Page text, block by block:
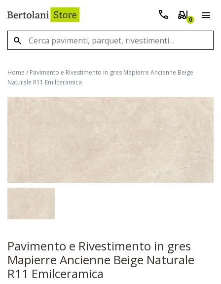
0
Home / Pavimento e Rivestimento in gres Mapierre Ancienne Beige
Naturale R11 Emilceramica
Pavimento e Rivestimento in gres
Mapierre Ancienne Beige Naturale
R11 Emilceramica